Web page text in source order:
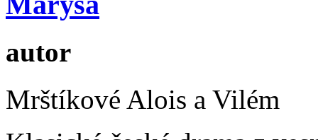
autor
Mrštíkové Alois a Vilém